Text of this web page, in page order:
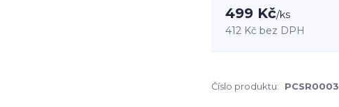
499 Kč/ks
412 Kč bez DPH
Číslo produktu: PCSR0003